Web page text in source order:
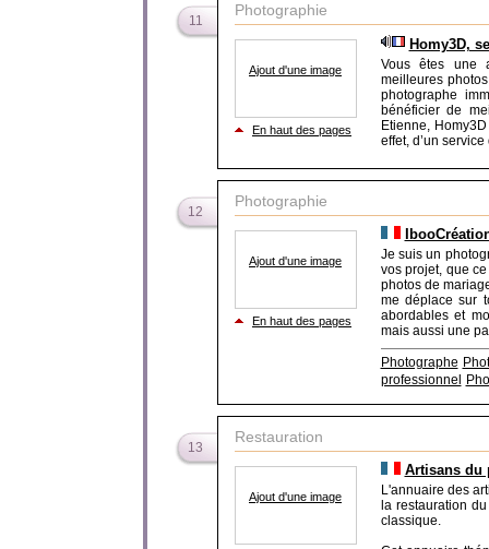
11
Photographie
Ajout d'une image
En haut des pages
Homy3D,
Vous êtes une
meilleures
photographe
bénéficier de
Etienne,
effet, d’un
12
Photographie
Ajout d'une image
En haut des pages
Je suis un
vos projet, que
photos de
me déplace sur
abordables et
mais aussi une
Photographe
professionnel
13
Restauration
Ajout d'une image
Artisans du
L'annuaire des
la restauration
classique.